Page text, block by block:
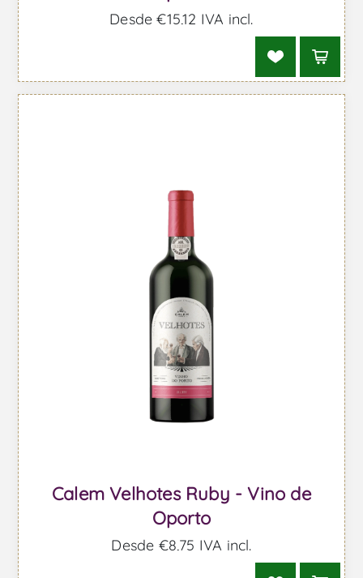
Desde €15,12 IVA incl.
Calem Velhotes Ruby - Vino de
Oporto
Desde €8,75 IVA incl.